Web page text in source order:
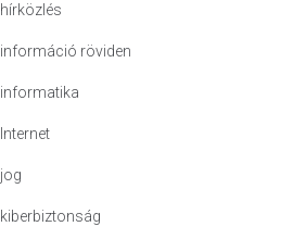
hírközlés
információ röviden
informatika
Internet
jog
kiberbiztonság